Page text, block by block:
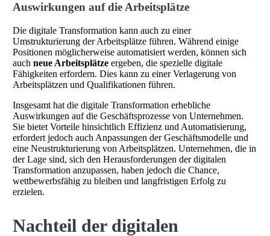
Auswirkungen auf die Arbeitsplätze
Die digitale Transformation kann auch zu einer
Umstrukturierung der Arbeitsplätze führen. Während einige
Positionen möglicherweise automatisiert werden, können sich
auch neue Arbeitsplätze ergeben, die spezielle digitale
Fähigkeiten erfordern. Dies kann zu einer Verlagerung von
Arbeitsplätzen und Qualifikationen führen.
Insgesamt hat die digitale Transformation erhebliche
Auswirkungen auf die Geschäftsprozesse von Unternehmen.
Sie bietet Vorteile hinsichtlich Effizienz und Automatisierung,
erfordert jedoch auch Anpassungen der Geschäftsmodelle und
eine Neustrukturierung von Arbeitsplätzen. Unternehmen, die in
der Lage sind, sich den Herausforderungen der digitalen
Transformation anzupassen, haben jedoch die Chance,
wettbewerbsfähig zu bleiben und langfristigen Erfolg zu
erzielen.
Nachteil der digitalen